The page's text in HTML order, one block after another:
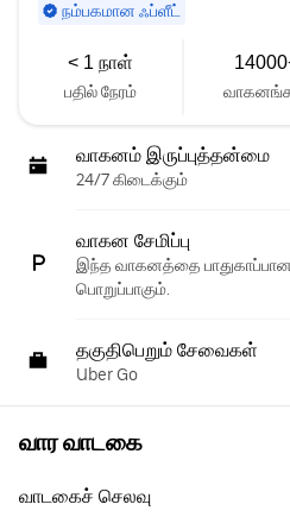
நம்பகமான ஃப்ளீட்
< 1 நாள்
பதில் நேரம்
வாகனம் இருப்புத்தன்மை
24/7 கிடைக்கும்
வாகன சேமிப்பு
இந்த வாகனத்தை பாதுகாப்பான
பொறுப்பாகும்.
தகுதிபெறும் சேவைகள்
Uber Go
வார வாடகை
வாடகைச் செலவு